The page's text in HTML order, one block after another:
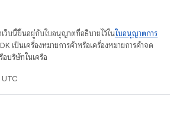
เว็บนี้ขึ้นอยู่กับใบอนุญาตที่อธิบายไว้ในใบอนุญาตการ
เป็นเครื่องหมายการค้าหรือเครื่องหมายการค้าจด
บริษัทในเครือ